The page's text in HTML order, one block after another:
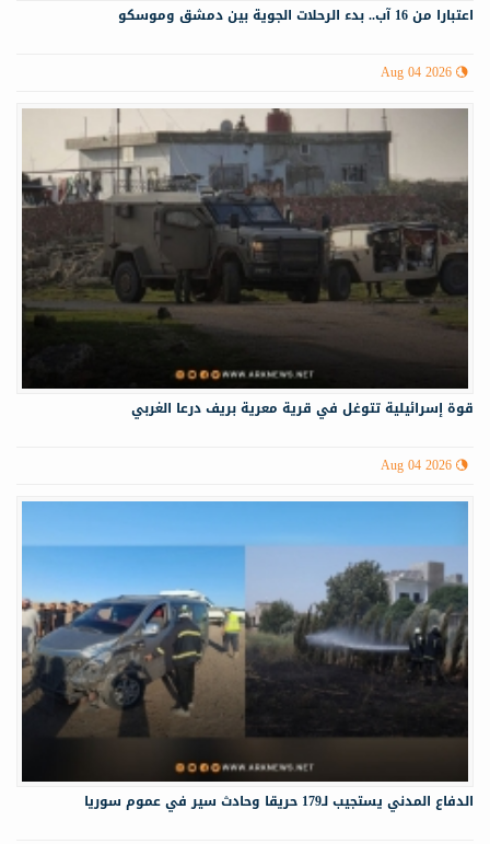
اعتبارا من 16 آب.. بدء الرحلات الجوية بين دمشق وموسكو
Aug 04 2026
قوة إسرائيلية تتوغل في قرية معرية بريف درعا الغربي
Aug 04 2026
الدفاع المدني يستجيب لـ179 حريقا وحادث سير في عموم سوريا